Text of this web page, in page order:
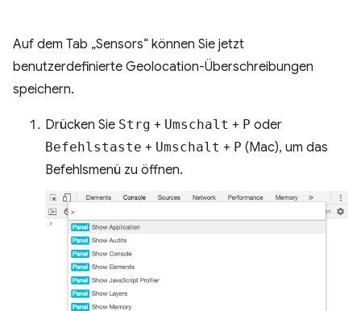
Auf dem Tab „Sensors“ können Sie jetzt
benutzerdefinierte Geolocation-Überschreibungen
speichern.
Drücken Sie Strg + Umschalt + P oder
Befehlstaste + Umschalt + P (Mac), um das
Befehlsmenü zu öffnen.